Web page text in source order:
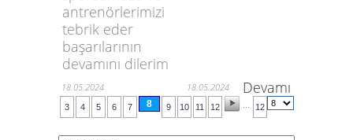
antrenörlerimizi
tebrik eder
başarılarının
devamını dilerim
18.05.2024 18.05.2024 Devamı
3 4 5 6 7 8 9 10 11 12 12